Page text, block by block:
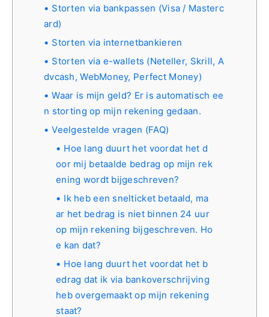
Storten via bankpassen (Visa / Masterc
ard)
Storten via internetbankieren
Storten via e-wallets (Neteller, Skrill, A
dvcash, WebMoney, Perfect Money)
Waar is mijn geld? Er is automatisch ee
n storting op mijn rekening gedaan.
Veelgestelde vragen (FAQ)
Hoe lang duurt het voordat het d
oor mij betaalde bedrag op mijn rek
ening wordt bijgeschreven?
Ik heb een snelticket betaald, ma
ar het bedrag is niet binnen 24 uur
op mijn rekening bijgeschreven. Ho
e kan dat?
Hoe lang duurt het voordat het b
edrag dat ik via bankoverschrijving
heb overgemaakt op mijn rekening
staat?